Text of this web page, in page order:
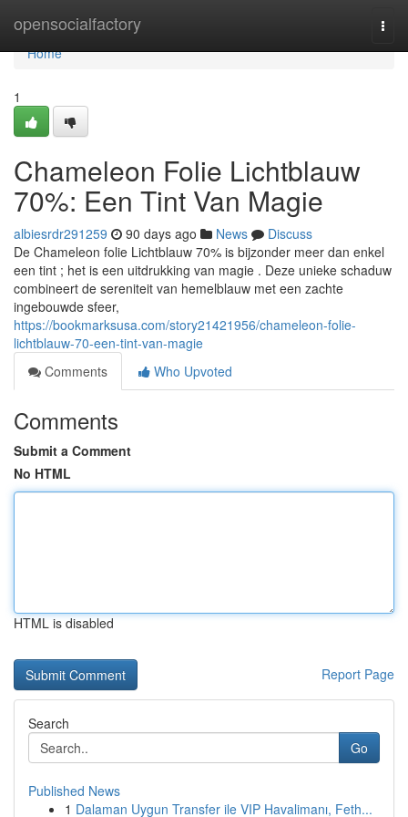
opensocialfactory
Home
Home
1
Chameleon Folie Lichtblauw
70%: Een Tint Van Magie
albiesrdr291259 90 days ago News
Discuss
De Chameleon folie Lichtblauw 70% is bijzonder meer dan enkel
een tint ; het is een uitdrukking van magie . Deze unieke schaduw
combineert de sereniteit van hemelblauw met een zachte
ingebouwde sfeer,
https://bookmarksusa.com/story21421956/chameleon-folie-
lichtblauw-70-een-tint-van-magie
Comments
Who Upvoted
Comments
Submit a Comment
No HTML
HTML is disabled
Report Page
Search
Go
Published News
1 Dalaman Uygun Transfer ile VIP Havalimanı, Feth...